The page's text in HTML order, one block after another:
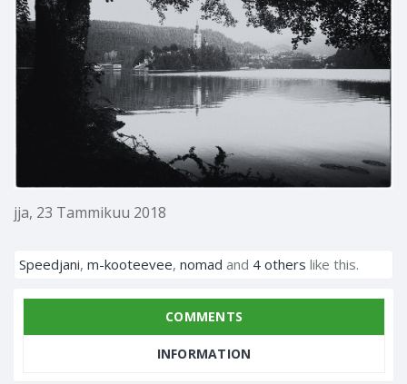
jja, 23 Tammikuu 2018
Speedjani, m-kooteevee, nomad and 4 others like this.
COMMENTS
INFORMATION